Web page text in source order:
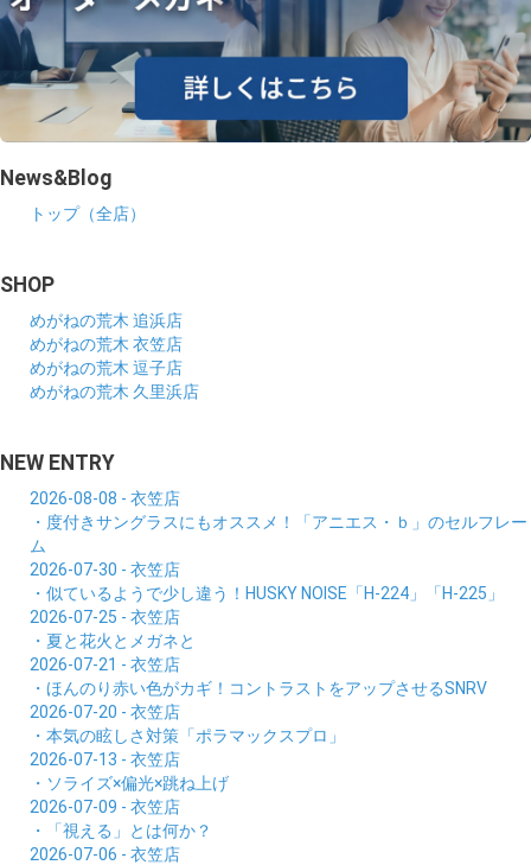
News&Blog
トップ（全店）
SHOP
めがねの荒木 追浜店
めがねの荒木 衣笠店
めがねの荒木 逗子店
めがねの荒木 久里浜店
NEW ENTRY
2026-08-08 - 衣笠店
・度付きサングラスにもオススメ！「アニエス・ｂ」のセルフレー
ム
2026-07-30 - 衣笠店
・似ているようで少し違う！HUSKY NOISE「H-224」「H-225」
2026-07-25 - 衣笠店
・夏と花火とメガネと
2026-07-21 - 衣笠店
・ほんのり赤い色がカギ！コントラストをアップさせるSNRV
2026-07-20 - 衣笠店
・本気の眩しさ対策「ポラマックスプロ」
2026-07-13 - 衣笠店
・ソライズ×偏光×跳ね上げ
2026-07-09 - 衣笠店
・「視える」とは何か？
2026-07-06 - 衣笠店